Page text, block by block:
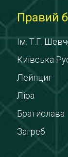
Правий
Ім. Т.Г.
Київська
Лейпциг
Ліра
Братислава
Загреб